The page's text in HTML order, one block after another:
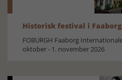
Historisk festival i Faaborg
FOBURGH Faaborg
oktober - 1. november 2026